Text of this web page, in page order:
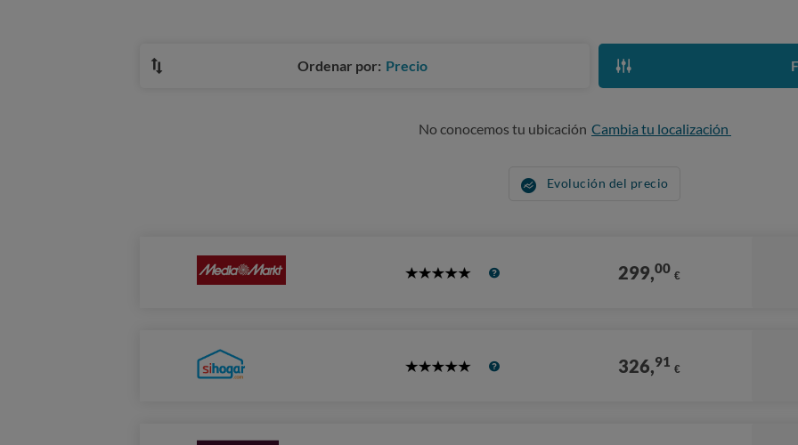
Ordenar por: Precio
No conocemos tu ubicación Cambia tu localización
Evolución del precio
5
299,00 €
5
326,91 €